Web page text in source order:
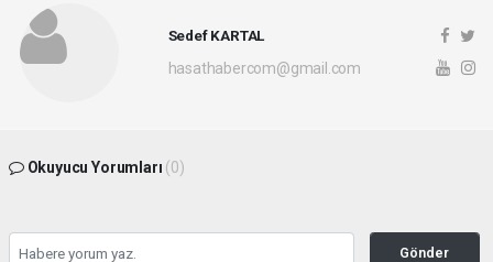
Sedef KARTAL
hasathabercom@gmail.com
Okuyucu Yorumları (0)
Gönder